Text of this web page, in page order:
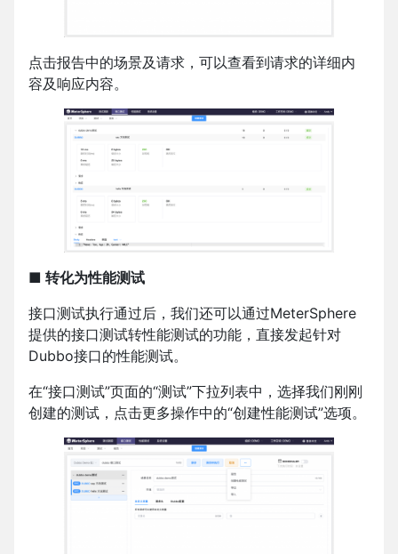
点击报告中的场景及请求，可以查看到请求的详细内
容及响应内容。
■ 转化为性能测试
接口测试执行通过后，我们还可以通过MeterSphere
提供的接口测试转性能测试的功能，直接发起针对
Dubbo接口的性能测试。
在“接口测试”页面的“测试”下拉列表中，选择我们刚刚
创建的测试，点击更多操作中的“创建性能测试”选项。